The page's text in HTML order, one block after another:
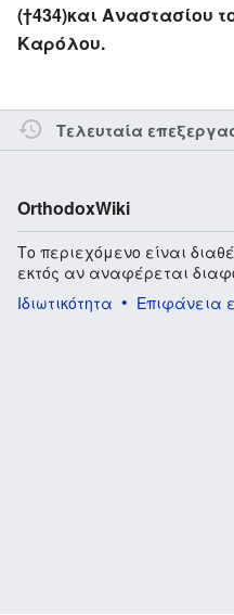
(†434)και Αναστασίου
Καρόλου.
Τελευταία
OrthodoxWiki
Το περιεχόμενο είναι
εκτός αν αναφέρεται
Ιδιωτικότητα
Επιφάνεια